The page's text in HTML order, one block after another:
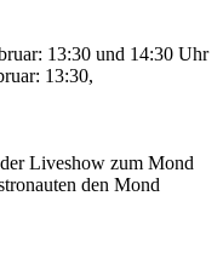
13:30 und 14:30 Uhr
13:30,
Liveshow zum Mond
den Mond